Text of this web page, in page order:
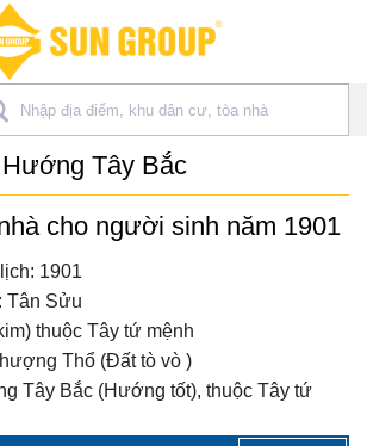
Tây Bắc
cho người sinh năm 1901
1901
Tân Sửu
thuộc Tây tứ mệnh
Thổ (Đất tò vò )
Tây Bắc (Hướng tốt), thuộc Tây tứ